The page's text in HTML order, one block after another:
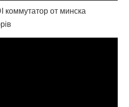
коммутатор от минска